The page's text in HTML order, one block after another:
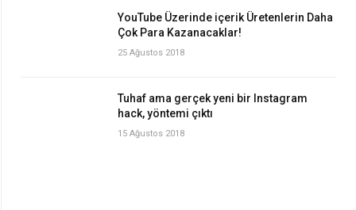
YouTube Üzerinde içerik Üretenlerin Daha
Çok Para Kazanacaklar!
25 Ağustos 2018
Tuhaf ama gerçek yeni bir Instagram
hack, yöntemi çıktı
15 Ağustos 2018